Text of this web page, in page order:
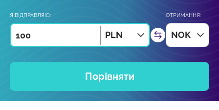
Я ВІДПРАВЛЯЮ:
PLN
ОТРИМАННЯ:
NOK
Порівняти